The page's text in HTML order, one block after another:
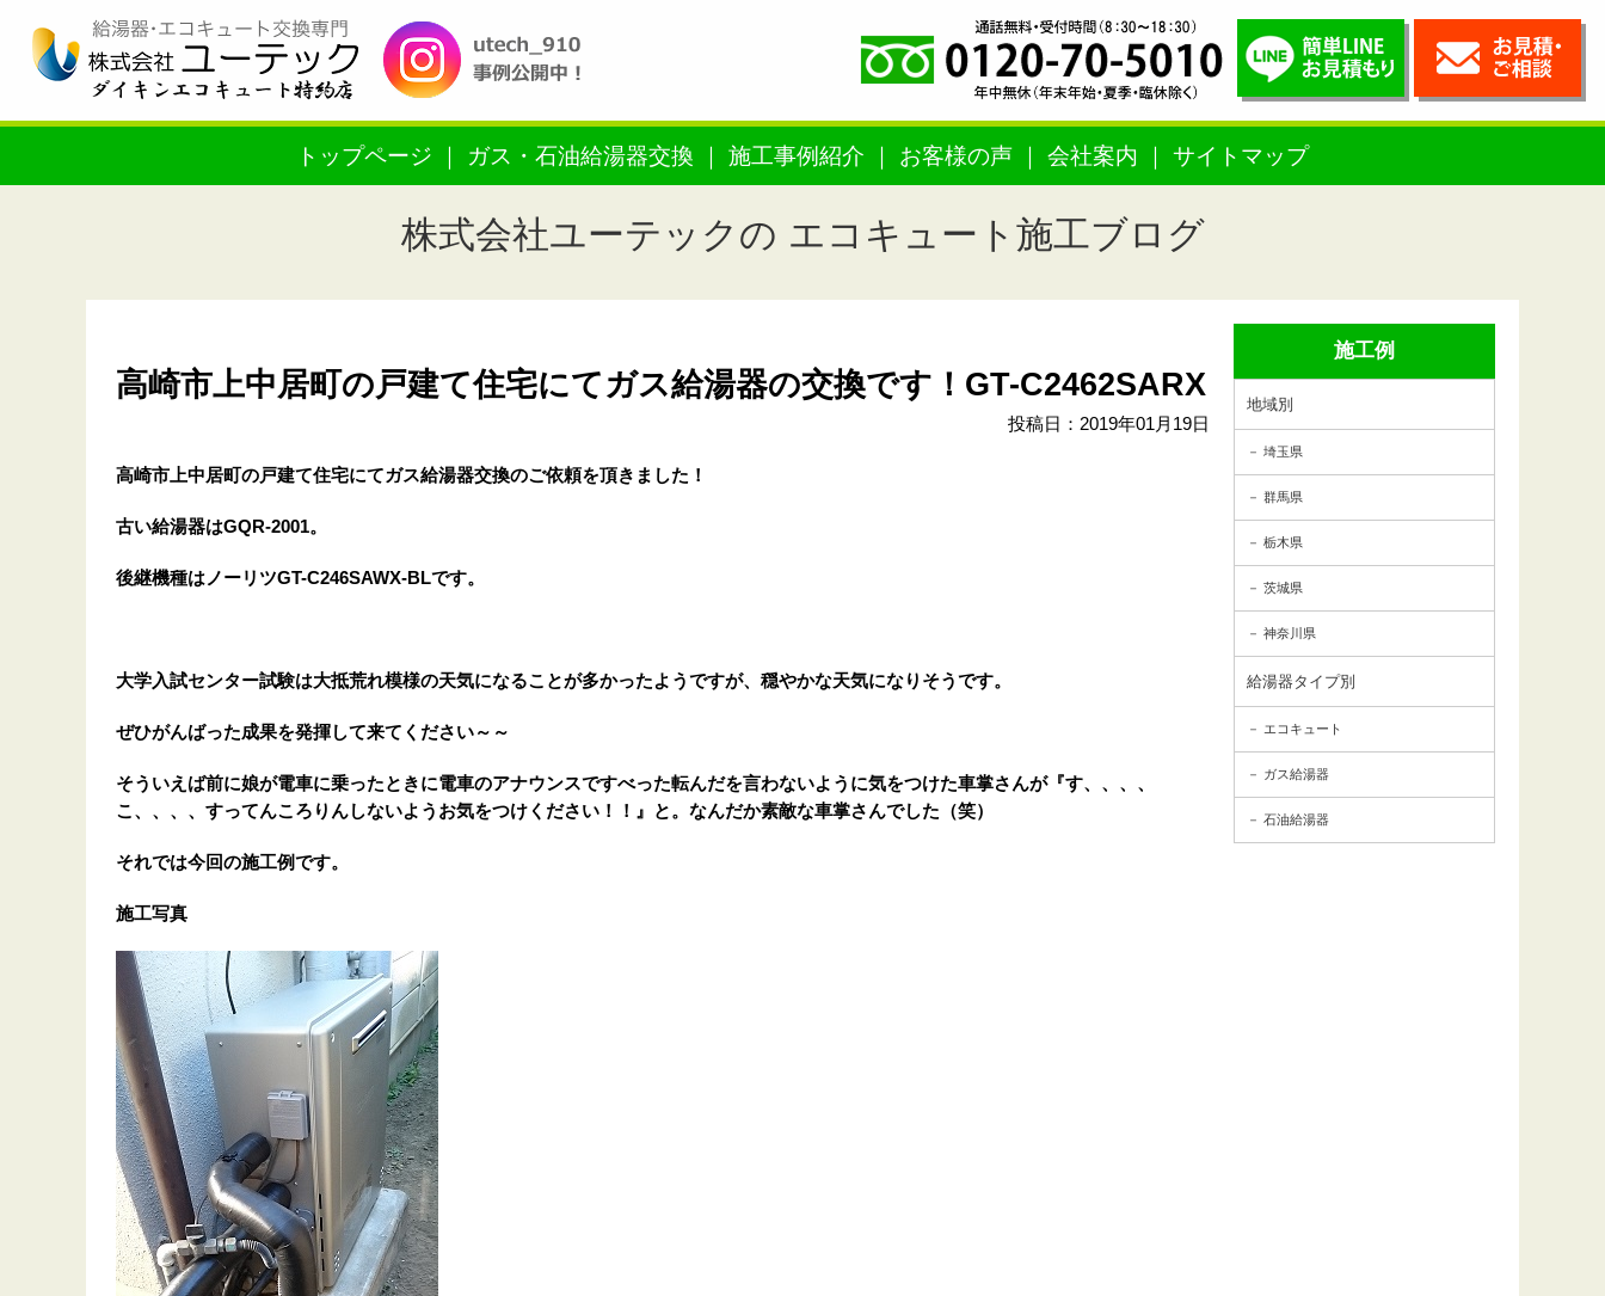
トップページ ガス・石油給湯器交換 施工事例紹介 お客様の声 会社案内 サイトマップ
株式会社ユーテックの エコキュート施工ブログ
施工例
地域別
埼玉県
群馬県
栃木県
茨城県
神奈川県
給湯器タイプ別
エコキュート
ガス給湯器
石油給湯器
高崎市上中居町の戸建て住宅にてガス給湯器の交換です！GT-C2462SARX
投稿日：2019年01月19日
高崎市上中居町の戸建て住宅にてガス給湯器交換のご依頼を頂きました！
古い給湯器はGQR-2001。
後継機種はノーリツGT-C246SAWX-BLです。
大学入試センター試験は大抵荒れ模様の天気になることが多かったようですが、穏やかな天気になりそうです。
ぜひがんばった成果を発揮して来てください～～
そういえば前に娘が電車に乗ったときに電車のアナウンスですべった転んだを言わないように気をつけた車掌さんが『す、、、、
こ、、、、すってんころりんしないようお気をつけください！！』と。なんだか素敵な車掌さんでした（笑）
それでは今回の施工例です。
施工写真